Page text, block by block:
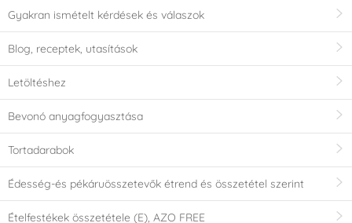
Gyakran ismételt kérdések és válaszok
Blog, receptek, utasítások
Letöltéshez
Bevonó anyagfogyasztása
Tortadarabok
Édesség-és pékáruösszetevők étrend és összetétel szerint
Ételfestékek összetétele (E), AZO FREE